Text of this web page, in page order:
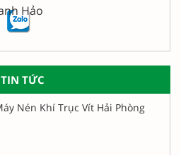
Hảo
TIN TỨC
Nén Khí Trục Vít Hải Phòng